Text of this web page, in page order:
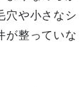
穴や小さなシ
が整っていな